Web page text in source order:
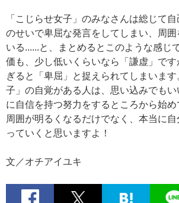
「こじらせ女子」のみなさんは総じて
のせいで卑屈な発言をしてしまい、周
いる......と、まとめるとこのような感じ
価も、少し低いくらいなら「謙虚」で
ぎると「卑屈」と捉えられてしまいま
子」の自覚がある人は、思い込みでも
に自信を持つ努力をするところから始
周囲が明るくなるだけでなく、本当に
っていくと思いますよ！
文／オチアイユキ